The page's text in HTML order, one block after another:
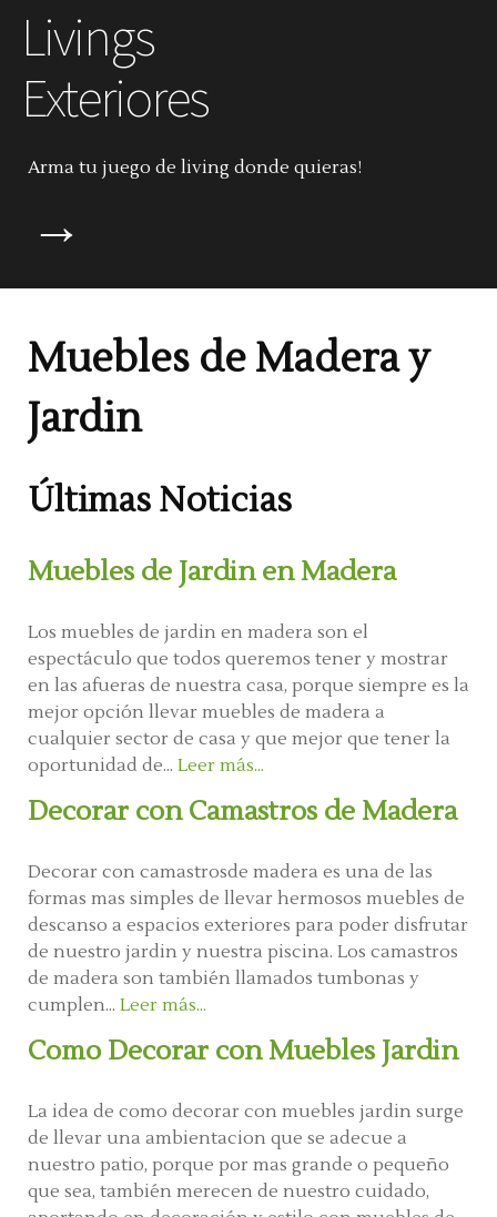
Livings
Exteriores
Arma tu juego de living donde quieras!
→
Muebles de Madera y
Jardin
Últimas Noticias
Muebles de Jardin en Madera
Los muebles de jardin en madera son el
espectáculo que todos queremos tener y mostrar
en las afueras de nuestra casa, porque siempre es la
mejor opción llevar muebles de madera a
cualquier sector de casa y que mejor que tener la
oportunidad de... Leer más...
Decorar con Camastros de Madera
Decorar con camastrosde madera es una de las
formas mas simples de llevar hermosos muebles de
descanso a espacios exteriores para poder disfrutar
de nuestro jardin y nuestra piscina. Los camastros
de madera son también llamados tumbonas y
cumplen... Leer más...
Como Decorar con Muebles Jardin
La idea de como decorar con muebles jardin surge
de llevar una ambientacion que se adecue a
nuestro patio, porque por mas grande o pequeño
que sea, también merecen de nuestro cuidado,